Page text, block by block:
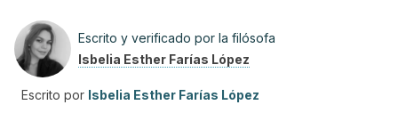
Escrito y verificado por la filósofa
Isbelia Esther Farías López
Escrito por Isbelia Esther Farías López